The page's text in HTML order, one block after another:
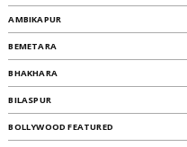
AMBIKAPUR
BEMETARA
BHAKHARA
BILASPUR
BOLLYWOOD FEATURED